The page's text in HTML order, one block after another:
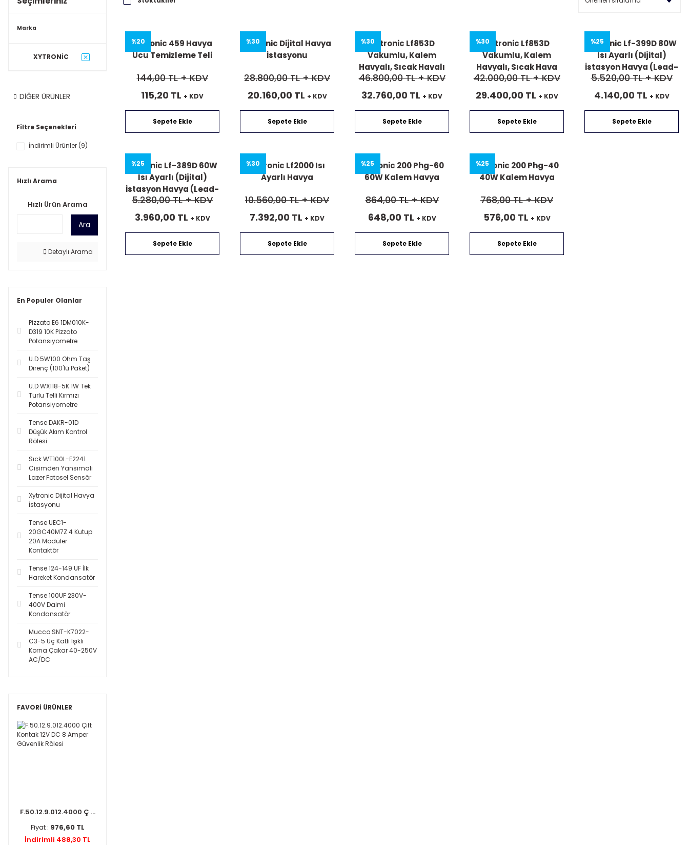
Marka
XYTRONİC
DİĞER ÜRÜNLER
Filtre Seçenekleri
İndirimli Ürünler (9)
Hızlı Arama
Hızlı Ürün Arama
Ara
Detaylı Arama
En Populer Olanlar
Pizzato E6 1DM010K-
D319 10K Pizzato
Potansiyometre
U.D 5W100 Ohm Taş
Direnç (100'lü Paket)
U.D WX118-5K 1W Tek
Turlu Telli Kırmızı
Potansiyometre
Tense DAKR-01D
Düşük Akım Kontrol
Rölesi
Sıck WT100L-E2241
Cisimden Yansımalı
Lazer Fotosel Sensör
Xytronic Dijital Havya
İstasyonu
Tense UEC1-
20GC40M7Z 4 Kutup
20A Modüler
Kontaktör
Tense 124-149 UF İlk
Hareket Kondansatör
Tense 100UF 230V-
400V Daimi
Kondansatör
Mucco SNT-K7022-
C3-5 Üç Katlı Işıklı
Korna Çakar 40-250V
AC/DC
FAVORİ ÜRÜNLER
F.50.12.9.012.4000 Ç ...
Fiyat : 976,60 TL
İndirimli 488,30 TL
%20
Xytronic 459 Havya
Ucu Temizleme Teli
144,00 TL+ KDV
115,20 TL + KDV
Sepete Ekle
%30
Xytronic Dijital Havya
İstasyonu
28.800,00 TL+ KDV
20.160,00 TL + KDV
Sepete Ekle
%30Xytronic Lf853D
Vakumlu, Kalem
Havyalı, Sıcak Havalı
Dijital İstasyonlu
Havya 5′Li Set
46.800,00 TL+ KDV
32.760,00 TL + KDV
Sepete Ekle
%30Xytronic Lf853D
Vakumlu, Kalem
Havyalı, Sıcak Hava
Üflemeli 3′Lü Set
42.000,00 TL+ KDV
29.400,00 TL + KDV
Sepete Ekle
%25
Xytronic Lf-399D 80W
Isı Ayarlı (Dijital)
İstasyon Havya (Lead-
Free)
5.520,00 TL+ KDV
4.140,00 TL + KDV
Sepete Ekle
%25
Xytronic Lf-389D 60W
Isı Ayarlı (Dijital)
İstasyon Havya (Lead-
Free)
5.280,00 TL+ KDV
3.960,00 TL + KDV
Sepete Ekle
%30
Xytronic Lf2000 Isı
Ayarlı Havya
10.560,00 TL+ KDV
7.392,00 TL + KDV
Sepete Ekle
%25
Xytronic 200 Phg-60
60W Kalem Havya
864,00 TL+ KDV
648,00 TL + KDV
Sepete Ekle
%25
Xytronic 200 Phg-40
40W Kalem Havya
768,00 TL+ KDV
576,00 TL + KDV
Sepete Ekle